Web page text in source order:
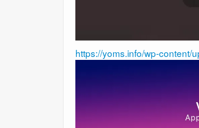
https://yoms.info/wp-content/